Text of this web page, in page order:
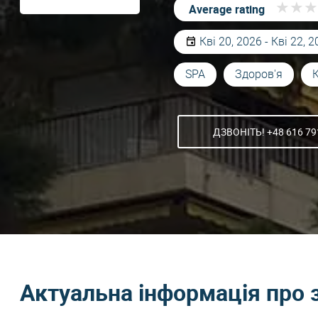
Average rating ★ ★ ★
★ ★ ★
Кві 20, 2026 - Кві 22,
SPA Здоров'я
ДЗВОНІТЬ! +48 616
Актуальна інформація про